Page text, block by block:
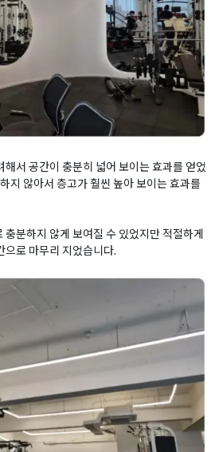
해서 공간이 충분히 넓어 보이는 효과를 얻었
지 않아서 층고가 훨씬 높아 보이는 효과를
분하지 않게 보여질 수 있었지만 적절하게
으로 마무리 지었습니다.